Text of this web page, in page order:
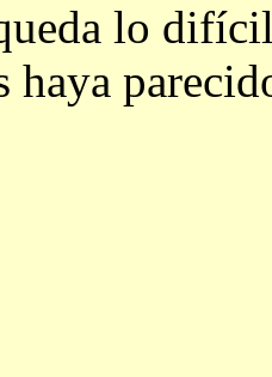
lo
haya